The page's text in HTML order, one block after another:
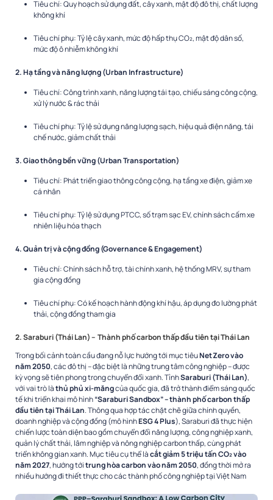
Tiêu chí: Quy hoạch sử dụng đất, cây xanh, mật độ đô thị, chất lượng
không khí
Tiêu chí phụ: Tỷ lệ cây xanh, mức độ hấp thụ CO₂, mật độ dân số,
mức độ ô nhiễm không khí
2. Hạ tầng và năng lượng (Urban Infrastructure)
Tiêu chí: Công trình xanh, năng lượng tái tạo, chiếu sáng công cộng,
xử lý nước & rác thải
Tiêu chí phụ: Tỷ lệ sử dụng năng lượng sạch, hiệu quả điện năng, tái
chế nước, giảm chất thải
3. Giao thông bền vững (Urban Transportation)
Tiêu chí: Phát triển giao thông công cộng, hạ tầng xe điện, giảm xe
cá nhân
Tiêu chí phụ: Tỷ lệ sử dụng PTCC, số trạm sạc EV, chính sách cấm xe
nhiên liệu hóa thạch
4. Quản trị và cộng đồng (Governance & Engagement)
Tiêu chí: Chính sách hỗ trợ, tài chính xanh, hệ thống MRV, sự tham
gia cộng đồng
Tiêu chí phụ: Có kế hoạch hành động khí hậu, áp dụng đo lường phát
thải, cộng đồng tham gia
2.Saraburi (Thái Lan)– Thành phố carbon thấp đầu tiên tại Thái Lan
Trong bối cảnh toàn cầu đang nỗ lực hướng tới mục tiêuNet Zero vào
năm 2050, các đô thị – đặc biệt là những trung tâm công nghiệp – được
kỳ vọng sẽ tiên phong trong chuyển đổi xanh. TỉnhSaraburi (Thái Lan),
với vai trò làthủ phủ xi-măngcủa quốc gia, đã trở thành điểm sáng quốc
tế khi triển khai mô hình“Saraburi Sandbox” – thành phố carbon thấp
đầu tiên tại Thái Lan. Thông qua hợp tác chặt chẽ giữa chính quyền,
doanh nghiệp và cộng đồng (mô hìnhESG 4 Plus), Saraburi đã thực hiện
chiến lược toàn diện bao gồm chuyển đổi năng lượng, công nghiệp xanh,
quản lý chất thải, lâm nghiệp và nông nghiệp carbon thấp, cùng phát
triển không gian xanh. Mục tiêu cụ thể làcắt giảm 5 triệu tấn CO₂ vào
năm 2027, hướng tớitrung hòa carbon vào năm 2050, đồng thời mở ra
nhiều hướng đi thiết thực cho các thành phố công nghiệp tại Việt Nam